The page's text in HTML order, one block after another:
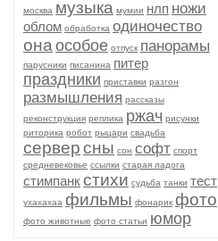
москва музыка мумии нлп ножи
облом обработка одиночество
она особое отпуск панорамы
парусники писанина питер
праздники приставки разгон
размышления рассказы
реконструкция реплика ржач рисунки
риторика робот рыцари свадьба
серверсны сон софт спорт
средневековье ссылки старая ладога
стимпанкстихи судьба танки тест
ухахахаа фильмы фонарик фото
фото животные фото статьи юмор